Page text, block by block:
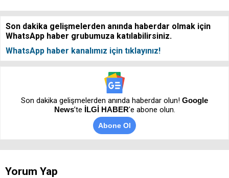
Son dakika gelişmelerden anında haberdar olmak için
WhatsApp haber grubumuza katılabilirsiniz.
WhatsApp haber kanalımız için tıklayınız!
Son dakika gelişmelerden anında haberdar olun! Google
News’te İLGİ HABER'e abone olun.
Abone Ol
Yorum Yap